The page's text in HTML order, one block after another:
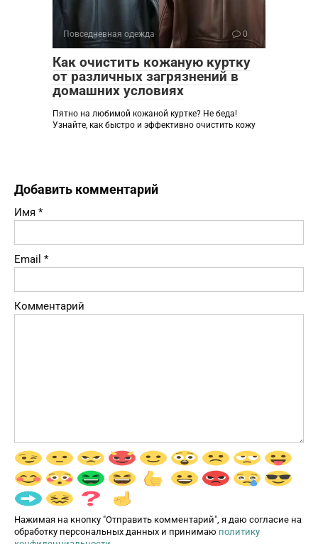
Повседневная одежда 0
Как очистить кожаную куртку
от различных загрязнений в
домашних условиях
Пятно на любимой кожаной куртке? Не беда!
Узнайте, как быстро и эффективно очистить кожу
Добавить комментарий
Имя *
Email *
Комментарий
Нажимая на кнопку "Отправить комментарий", я даю согласие на
обработку персональных данных и принимаю политику